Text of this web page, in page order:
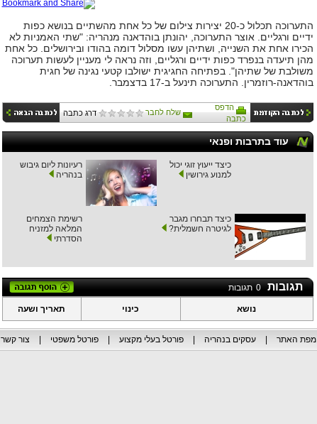
התערוכה תכלול כ-20 יצירות צילום של כל אחת מהשתיים בנושא כפות
ידיים ורגליים. אוצר התערוכה, יהונתן בוהדאנה מנהריה: "שתי האמניות לא
הכירו אחת את השנייה, ושתיהן עשו מסלול דומה בהודו ובירושלים. כל אחת
מהן תיעדה בנפרד כפות ידיים ורגליים, וזה נראה לי מעניין לעשות תערוכה
משולבת של שתיהן". בפתיחה החגיגית ישולבו קטעי נגינה של חגית
בוהדאנה-רוזמרין. התערוכה תינעל ב-17 בדצמבר.
הדפס
כתבה
שלח לחבר דרג כתבה
עוד בתרבות ופנאי
כיצד ייעוץ זוגי יכול
למנוע גירושין
רעיונות ליום גיבוש
בנהריה
כיצד תבחרו מגבר
לגיטרה חשמלית?
רשימת הצמחים
המלאה למזניח
הסדרתי
תגובות 0 תגובות
נושא כינוי תאריך ושעה
מפת האתר עסקים בנהריה פורטל בעלי מקצוע פורטל משפטי
צור קשר